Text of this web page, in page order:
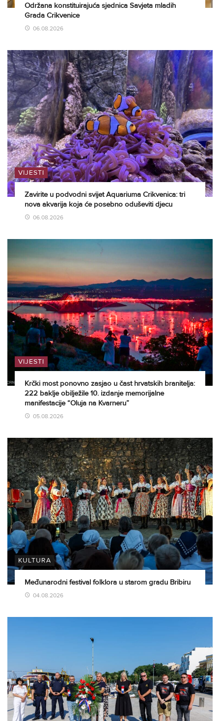
Održana konstituirajuća sjednica Savjeta mladih
Grada Crikvenice
06.08.2026
VIJESTI
Zavirite u podvodni svijet Aquariuma Crikvenica: tri
nova akvarija koja će posebno oduševiti djecu
06.08.2026
VIJESTI
Krčki most ponovno zasjao u čast hrvatskih branitelja:
222 baklje obilježile 10. izdanje memorijalne
manifestacije “Oluja na Kvarneru”
05.08.2026
KULTURA
Međunarodni festival folklora u starom gradu Bribiru
04.08.2026